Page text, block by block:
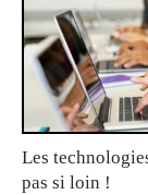
Les
pas si loin !